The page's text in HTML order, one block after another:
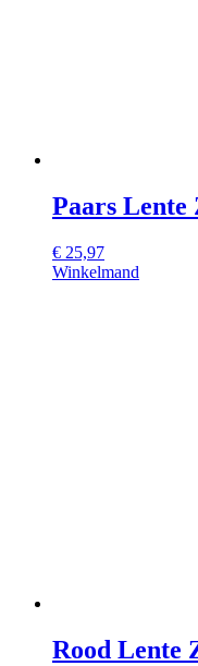
Paars Lente
€ 25,97
Winkelmand
Rood Lente